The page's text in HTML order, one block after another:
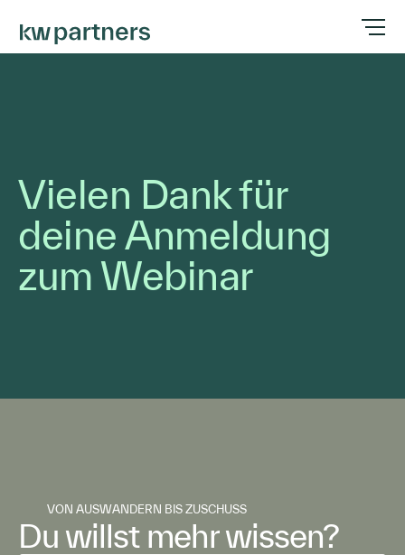
Vielen Dank für
deine Anmeldung
zum Webinar
VON AUSWANDERN BIS ZUSCHUSS
Du willst mehr wissen?